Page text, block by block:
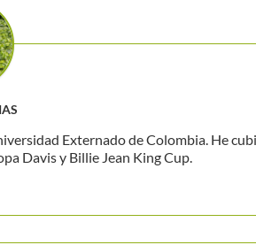
Externado de Colombia. He
Davis y Billie Jean King Cup.